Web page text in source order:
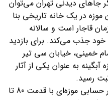
جاهای دیدنی تهران می‌توان
موزه در یک خانه تاریخی بنا
قاجار است و سالانه
جذب می‌کند. برای بازدید
خمینی، خیابان سی تیر
به عنوان یکی از آثار
موزه دکتر حسابی موزه‌ای با قدمت 80 تا